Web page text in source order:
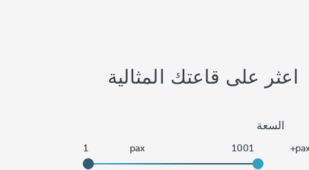
اعثر على قاعتك المثالية
السعة